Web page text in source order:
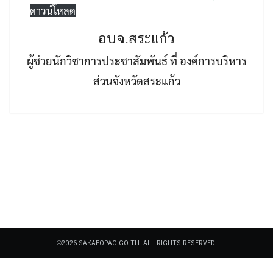
Search
ดาวน์โหลด
อบจ.สระแก้ว
ผู้ช่วยนักวิชาการประชาสัมพันธ์ ที่ องค์การบริหาร
ส่วนจังหวัดสระแก้ว
©2026 SAKAEOPAO.GO.TH. ALL RIGHTS RESERVED.